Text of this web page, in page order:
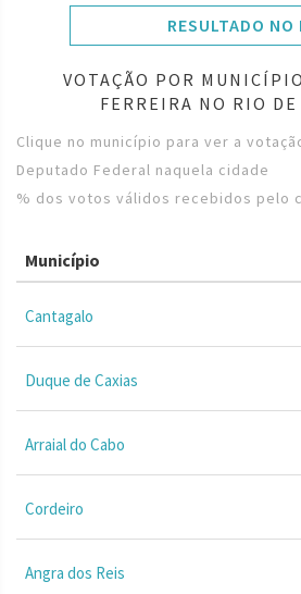
RESULTADO NO
VOTAÇÃO POR
FERREIRA NO RIO
Clique no município para ver a
Deputado Federal naquela cidade
% dos votos válidos recebidos pelo
Município
Cantagalo
Duque de Caxias
Arraial do Cabo
Cordeiro
Angra dos Reis